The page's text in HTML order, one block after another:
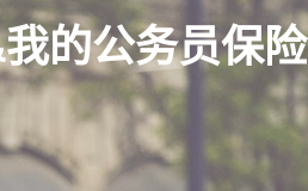
的公务员保险